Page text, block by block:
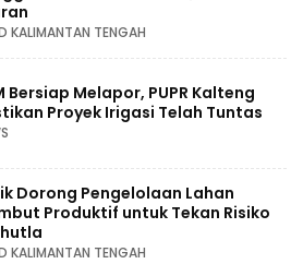
KALIMANTAN TENGAH
Bersiap Melapor, PUPR Kalteng
Proyek Irigasi Telah Tuntas
Dorong Pengelolaan Lahan
Produktif untuk Tekan Risiko
KALIMANTAN TENGAH